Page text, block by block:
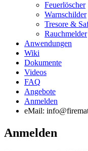
Feuerlöscher
Warnschilder
Tresore &
Rauchmelder
Anwendungen
Wiki
Dokumente
Videos
FAQ
Angebote
Anmelden
eMail:
Anmelden